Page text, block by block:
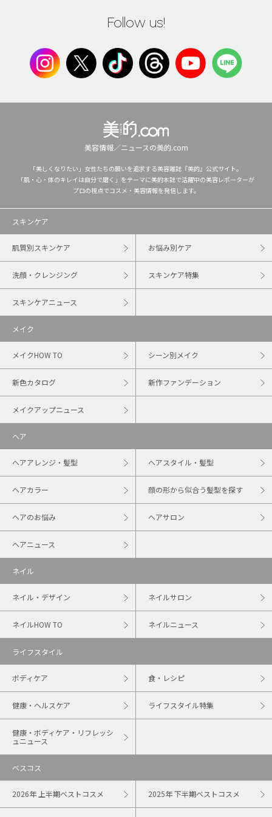
Follow us!
美容情報／ニュースの美的.com
「美しくなりたい」女性たちの願いを追求する美容雑誌『美的』公式サイト。
「肌・心・体のキレイは自分で磨く」をテーマに美的本誌で活躍中の美容レポーターが
プロの視点でコスメ・美容情報を発信します。
スキンケア
肌質別スキンケア お悩み別ケア
洗顔・クレンジング スキンケア特集
スキンケアニュース
メイク
メイクHOW TO シーン別メイク
新色カタログ 新作ファンデーション
メイクアップニュース
ヘア
ヘアアレンジ・髪型 ヘアスタイル・髪型
ヘアカラー 顔の形から似合う髪型を探す
ヘアのお悩み ヘアサロン
ヘアニュース
ネイル
ネイル・デザイン ネイルサロン
ネイルHOW TO ネイルニュース
ライフスタイル
ボディケア 食・レシピ
健康・ヘルスケア ライフスタイル特集
健康・ボディケア・リフレッシ
ュニュース
ベスコス
2026年 上半期ベストコスメ 2025年 下半期ベストコスメ